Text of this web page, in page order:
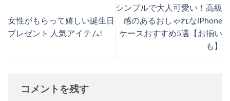
女性がもらって嬉しい誕生日
プレゼント 人気アイテム!
シンプルで大人可愛い！高級
感のあるおしゃれなiPhone
ケースおすすめ5選【お揃い
も】
コメントを残す